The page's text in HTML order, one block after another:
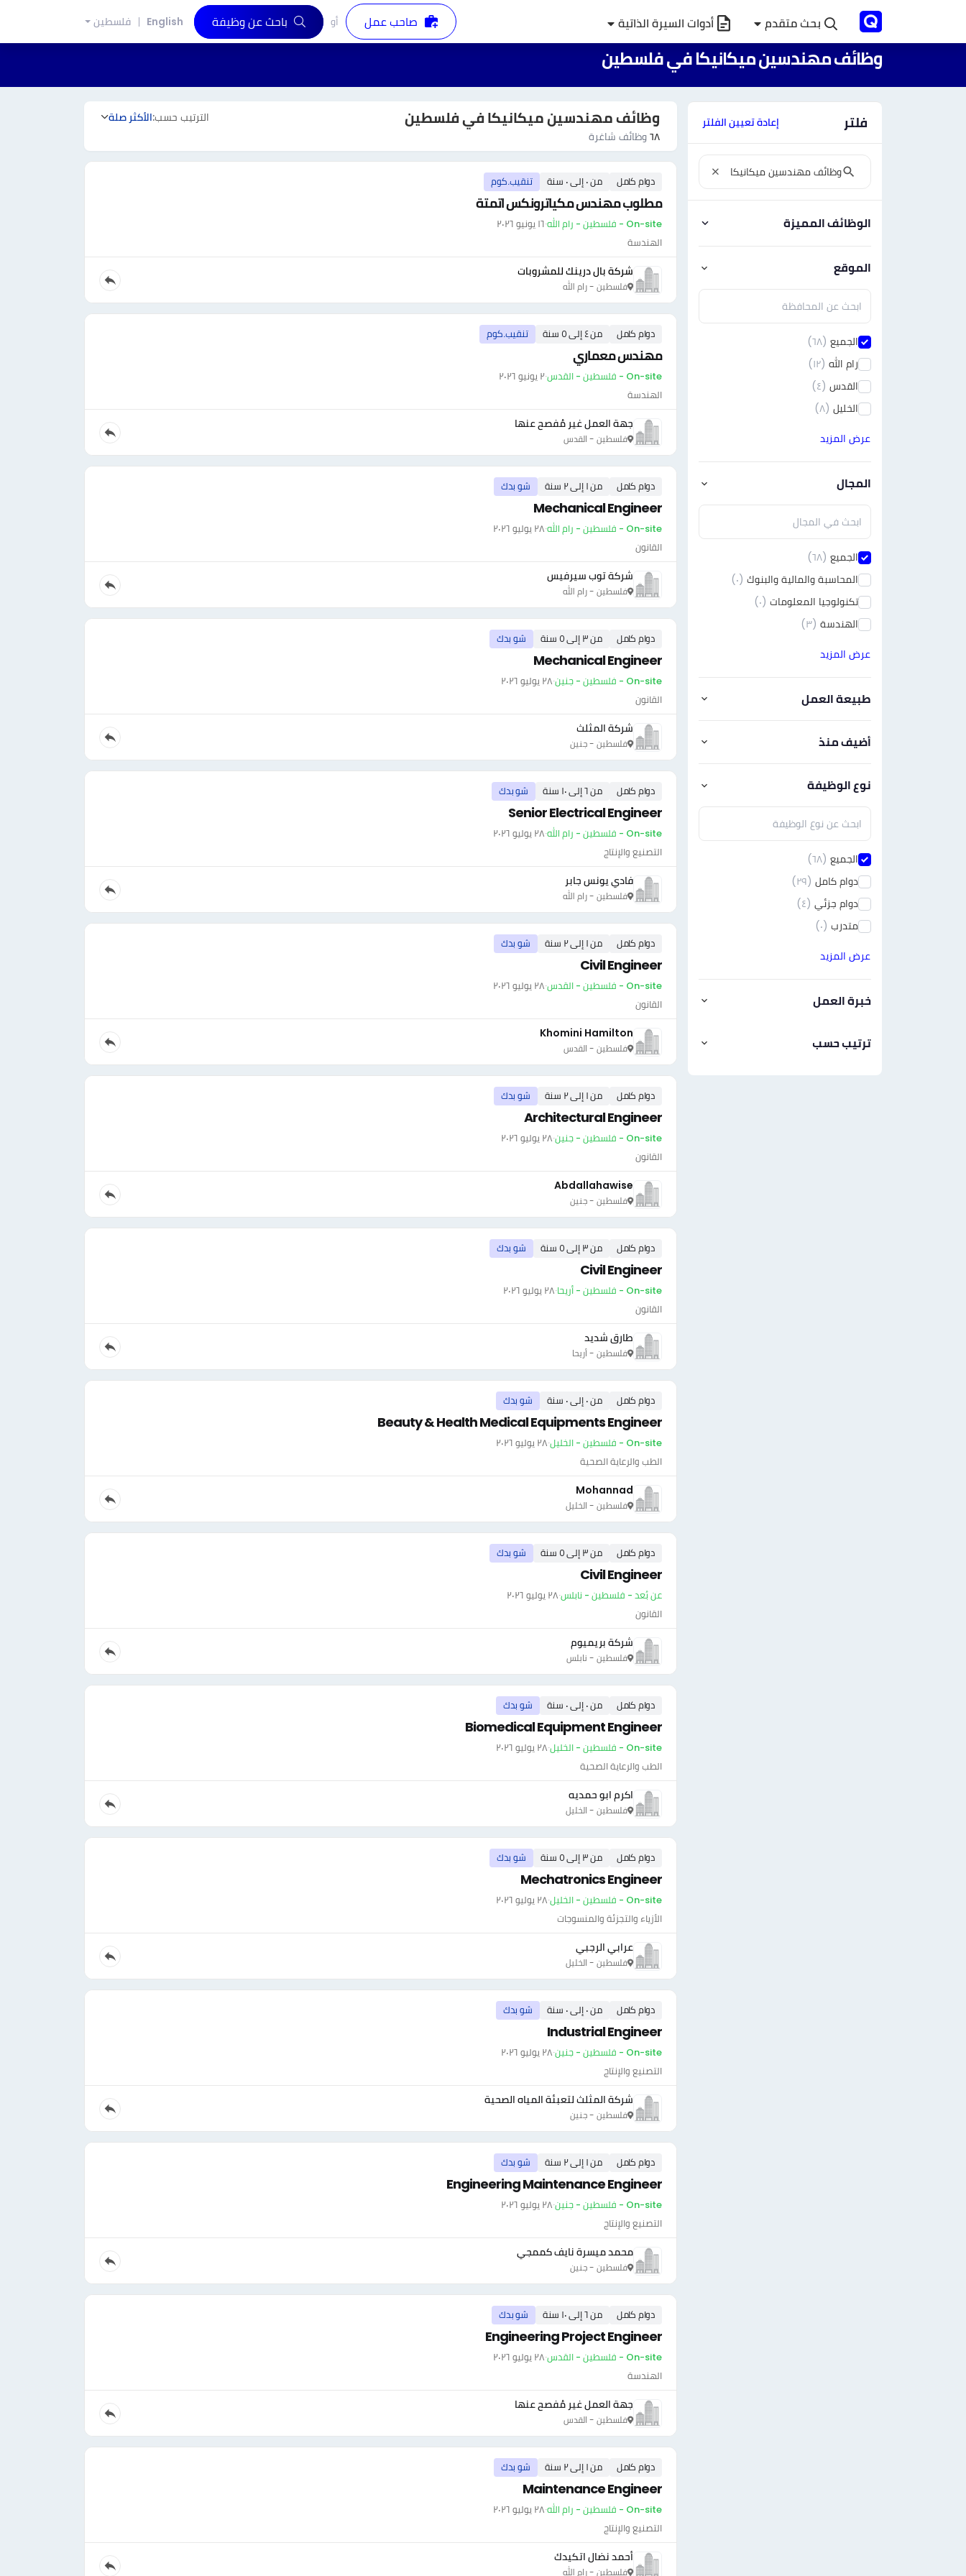
بحث متقدم أدوات السيرة الذاتية صاحب عمل أو باحث عن وظيفة English فلسطين
وظائف مهندسين ميكانيكا في فلسطين
فلتر إعادة تعيين الفلتر
الوظائف المميزة
الموقع
الجميع (٦٨)
رام الله (١٢)
القدس (٤)
الخليل (٨)
عرض المزيد
المجال
الجميع (٦٨)
المحاسبة والمالية والبنوك (٠)
تكنولوجيا المعلومات (٠)
الهندسة (٣)
عرض المزيد
طبيعة العمل
أضيف منذ
نوع الوظيفة
الجميع (٦٨)
دوام كامل (٢٩)
دوام جزئي (٤)
متدرب (٠)
عرض المزيد
خبرة العمل
ترتيب حسب
وظائف مهندسين ميكانيكا في فلسطين
٦٨ وظائف شاغرة
الترتيب حسب:الأكثر صلة
دوام كامل من ٠ إلى ٠ سنة تنقيب.كوم
مطلوب مهندس مكياترونكس اتمتة
On-site - فلسطين - رام الله ·١٦ يونيو ٢٠٢٦
الهندسة
شركة بال درينك للمشروبات
فلسطين - رام الله
دوام كامل من ٤ إلى ٥ سنة تنقيب.كوم
مهندس معماري
On-site - فلسطين - القدس ·٢ يونيو ٢٠٢٦
الهندسة
جهة العمل غير مُفصح عنها
فلسطين - القدس
دوام كامل من ١ إلى ٢ سنة شو بدك
Mechanical Engineer
On-site - فلسطين - رام الله ·٢٨ يوليو ٢٠٢٦
القانون
شركة توب سيرفيس
فلسطين - رام الله
دوام كامل من ٣ إلى ٥ سنة شو بدك
Mechanical Engineer
On-site - فلسطين - جنين ·٢٨ يوليو ٢٠٢٦
القانون
شركة المثلث
فلسطين - جنين
دوام كامل من ٦ إلى ١٠ سنة شو بدك
Senior Electrical Engineer
On-site - فلسطين - رام الله ·٢٨ يوليو ٢٠٢٦
التصنيع والإنتاج
فادي يونس جابر
فلسطين - رام الله
دوام كامل من ١ إلى ٢ سنة شو بدك
Civil Engineer
On-site - فلسطين - القدس ·٢٨ يوليو ٢٠٢٦
القانون
Khomini Hamilton
فلسطين - القدس
دوام كامل من ١ إلى ٢ سنة شو بدك
Architectural Engineer
On-site - فلسطين - جنين ·٢٨ يوليو ٢٠٢٦
القانون
Abdallahawise
فلسطين - جنين
دوام كامل من ٣ إلى ٥ سنة شو بدك
Civil Engineer
On-site - فلسطين - أريحا ·٢٨ يوليو ٢٠٢٦
القانون
طارق شديد
فلسطين - أريحا
دوام كامل من ٠ إلى ٠ سنة شو بدك
Beauty & Health Medical Equipments Engineer
On-site - فلسطين - الخليل ·٢٨ يوليو ٢٠٢٦
الطب والرعاية الصحية
Mohannad
فلسطين - الخليل
دوام كامل من ٣ إلى ٥ سنة شو بدك
Civil Engineer
عن بُعد - فلسطين - نابلس·٢٨ يوليو ٢٠٢٦
القانون
شركة بريميوم
فلسطين - نابلس
دوام كامل من ٠ إلى ٠ سنة شو بدك
Biomedical Equipment Engineer
On-site - فلسطين - الخليل ·٢٨ يوليو ٢٠٢٦
الطب والرعاية الصحية
اكرم ابو حمديه
فلسطين - الخليل
دوام كامل من ٣ إلى ٥ سنة شو بدك
Mechatronics Engineer
On-site - فلسطين - الخليل ·٢٨ يوليو ٢٠٢٦
الأزياء والتجزئة والمنسوجات
عرابي الرجبي
فلسطين - الخليل
دوام كامل من ٠ إلى ٠ سنة شو بدك
Industrial Engineer
On-site - فلسطين - جنين ·٢٨ يوليو ٢٠٢٦
التصنيع والإنتاج
شركة المثلث لتعبئة المياه الصحية
فلسطين - جنين
دوام كامل من ١ إلى ٢ سنة شو بدك
Engineering Maintenance Engineer
On-site - فلسطين - جنين ·٢٨ يوليو ٢٠٢٦
التصنيع والإنتاج
محمد ميسرة نايف كممجي
فلسطين - جنين
دوام كامل من ٦ إلى ١٠ سنة شو بدك
Engineering Project Engineer
On-site - فلسطين - القدس ·٢٨ يوليو ٢٠٢٦
الهندسة
جهة العمل غير مُفصح عنها
فلسطين - القدس
دوام كامل من ١ إلى ٢ سنة شو بدك
Maintenance Engineer
On-site - فلسطين - رام الله ·٢٨ يوليو ٢٠٢٦
التصنيع والإنتاج
أحمد نضال اتكيدك
فلسطين - رام الله